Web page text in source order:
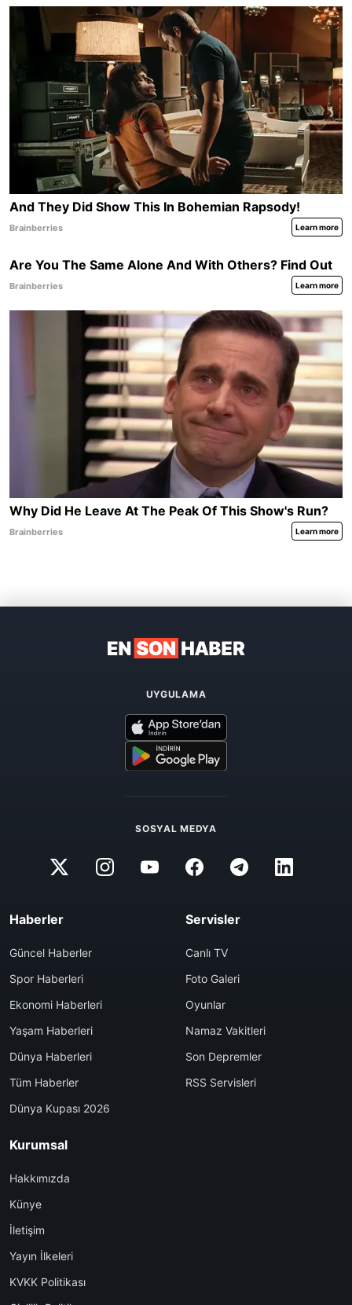
UYGULAMA
SOSYAL MEDYA
Haberler
Güncel Haberler
Spor Haberleri
Ekonomi Haberleri
Yaşam Haberleri
Dünya Haberleri
Tüm Haberler
Dünya Kupası 2026
Servisler
Canlı TV
Foto Galeri
Oyunlar
Namaz Vakitleri
Son Depremler
RSS Servisleri
Kurumsal
Hakkımızda
Künye
İletişim
Yayın İlkeleri
KVKK Politikası